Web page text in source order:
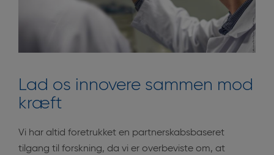
Lad os innovere sammen mod
kræft
Vi har altid foretrukket en partnerskabsbaseret
tilgang til forskning, da vi er overbeviste om, at